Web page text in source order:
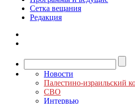
Сетка вещания
Редакция
Новости
Палестино-израильский
СВО
Интервью